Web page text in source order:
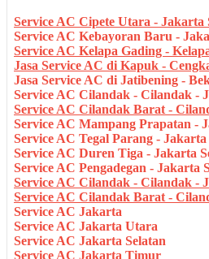
Service AC Cipete Utara - Jakarta
Service AC Kebayoran Baru -
Service AC Kelapa Gading -
Jasa Service AC di Kapuk -
Jasa Service AC di Jatibening -
Service AC Cilandak - Cilandak -
Service AC Cilandak Barat -
Service AC Mampang Prapatan -
Service AC Tegal Parang - Jakarta
Service AC Duren Tiga - Jakarta
Service AC Pengadegan - Jakarta
Service AC Cilandak - Cilandak -
Service AC Cilandak Barat -
Service AC Jakarta
Service AC Jakarta Utara
Service AC Jakarta Selatan
Service AC Jakarta Timur